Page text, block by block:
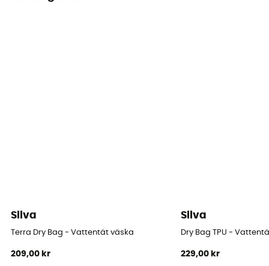
Silva
Terra Dry Bag - Vattentät väska
209,00 kr
Silva
Dry Bag TPU -
229,00 kr